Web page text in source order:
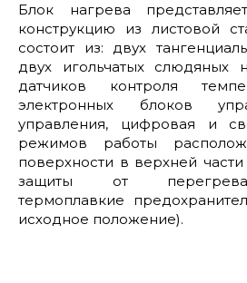
Блок нагрева
конструкцию из листовой
состоит из: двух
двух игольчатых слюдяных
датчиков контроля
электронных блоков
управления, цифровая и
режимов работы
поверхности в верхней
защиты от перегрева
термоплавкие
исходное положение).